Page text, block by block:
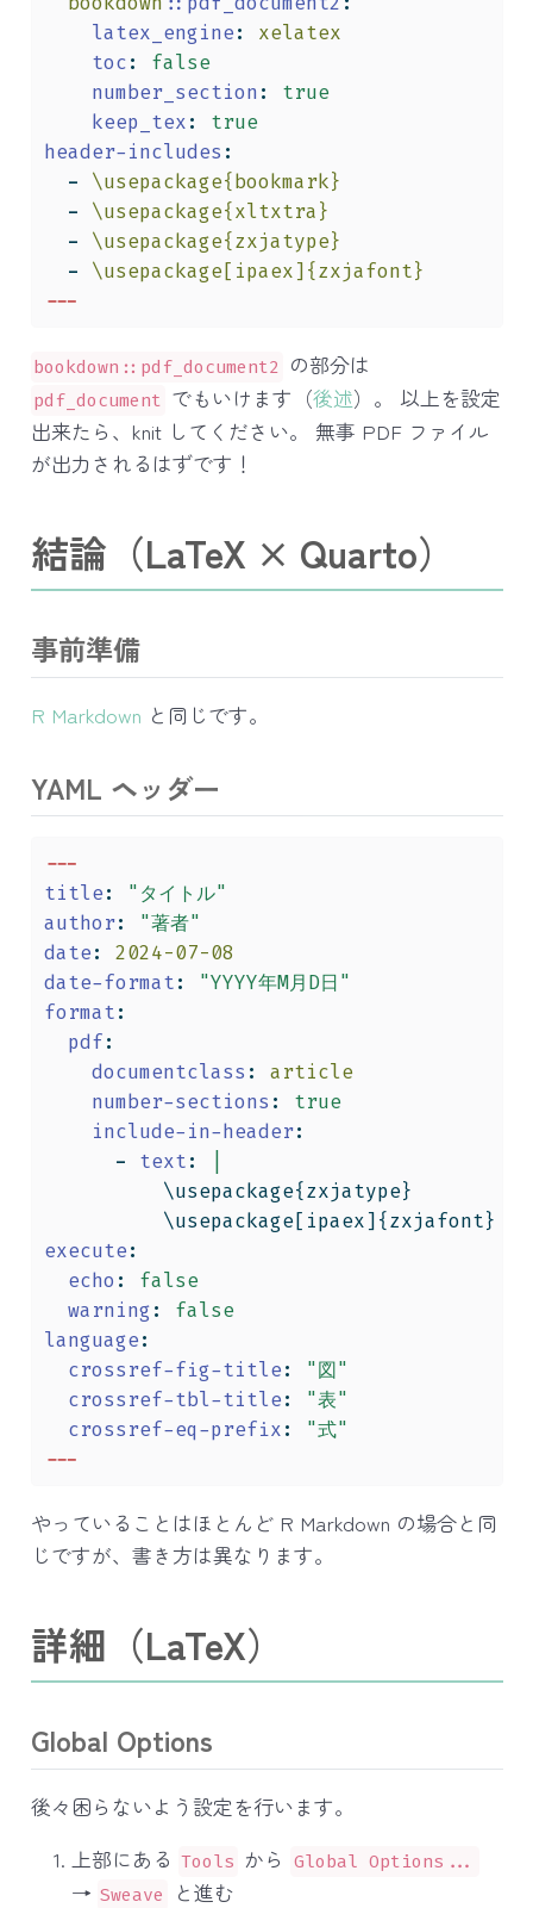
latex_engine:
xelatex
toc:
false
number_section :
true
keep_tex:
true
header-includes :
-
\usepackage{bookmark}
-
\usepackage{xltxtra}
-
\usepackage{zxjatype}
-
\usepackage[ipaex]{zxjafont}
---
bookdown::pdf_document2 の部分は
pdf_document でもいけます（後述）。 以上を設定
出来たら、knit してください。 無事 PDF ファイル
が出力されるはずです！
結論（LaTeX × Quarto）
事前準備
R Markdown と同じです。
YAML ヘッダー
---
title:
"タイトル"
author:
"著者"
date:
2024-07-08
date-format:
"YYYY年M月D日"
format:
pdf:
documentclass :
article
number-sections :
true
include-in-header:
      -
text:
          \usepackage{zxjatype}
          \usepackage[ipaex]{zxjafont}
execute:
echo :
false
warning:
false
language:
crossref-fig-title:
"図"
crossref-tbl-title:
"表"
crossref-eq-prefix:
"式"
---
やっていることはほとんど R Markdown の場合と同
じですが、書き方は異なります。
詳細（LaTeX）
Global Options
後々困らないよう設定を行います。
上部にある Tools から Global Options...
→ Sweave と進む